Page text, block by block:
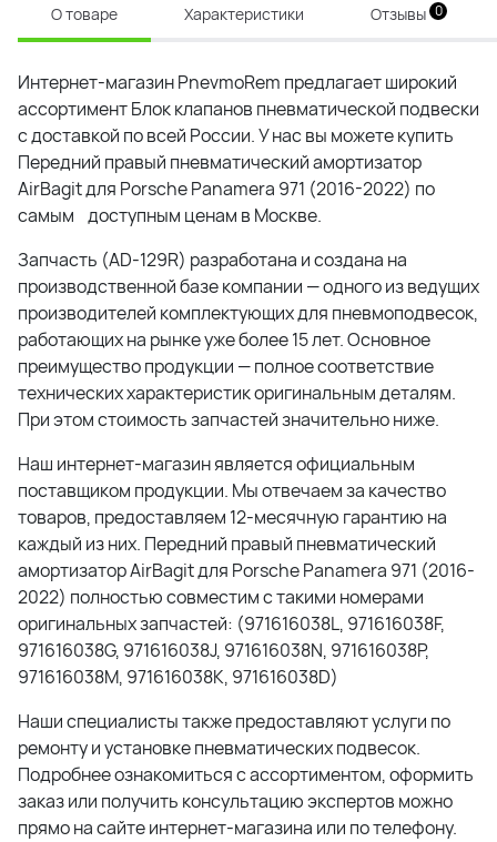
О товаре Характеристики Отзывы 0
Интернет-магазин PnevmoRem предлагает широкий
ассортимент Блок клапанов пневматической подвески
с доставкой по всей России. У нас вы можете купить
Передний правый пневматический амортизатор
AirBagit для Porsche Panamera 971 (2016-2022) по
самым доступным ценам в Москве.
Запчасть (AD-129R) разработана и создана на
производственной базе компании — одного из ведущих
производителей комплектующих для пневмоподвесок,
работающих на рынке уже более 15 лет. Основное
преимущество продукции — полное соответствие
технических характеристик оригинальным деталям.
При этом стоимость запчастей значительно ниже.
Наш интернет-магазин является официальным
поставщиком продукции. Мы отвечаем за качество
товаров, предоставляем 12-месячную гарантию на
каждый из них. Передний правый пневматический
амортизатор AirBagit для Porsche Panamera 971 (2016-
2022) полностью совместим с такими номерами
оригинальных запчастей: (971616038L, 971616038F,
971616038G, 971616038J, 971616038N, 971616038P,
971616038M, 971616038K, 971616038D)
Наши специалисты также предоставляют услуги по
ремонту и установке пневматических подвесок.
Подробнее ознакомиться с ассортиментом, оформить
заказ или получить консультацию экспертов можно
прямо на сайте интернет-магазина или по телефону.